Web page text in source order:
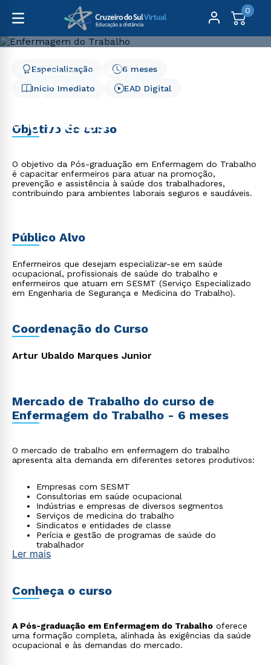
0
Pós-Graduação
Saúde
Enfermagem do Trabalho - 6 meses
- 6 meses
Início Imediato
6 meses
Especialização
EAD Digital
Objetivo do curso
O objetivo da Pós-graduação em Enfermagem do Trabalho
é capacitar enfermeiros para atuar na promoção,
prevenção e assistência à saúde dos trabalhadores,
contribuindo para ambientes laborais seguros e saudáveis.
Público Alvo
Enfermeiros que desejam especializar-se em saúde
ocupacional, profissionais de saúde do trabalho e
enfermeiros que atuam em SESMT (Serviço Especializado
em Engenharia de Segurança e Medicina do Trabalho).
Coordenação do Curso
Artur Ubaldo Marques Junior
Mercado de Trabalho do curso de
Enfermagem do Trabalho - 6 meses
O mercado de trabalho em enfermagem do trabalho
apresenta alta demanda em diferentes setores produtivos:
Empresas com SESMT
Consultorias em saúde ocupacional
Indústrias e empresas de diversos segmentos
Serviços de medicina do trabalho
Sindicatos e entidades de classe
Perícia e gestão de programas de saúde do
trabalhador
Ler mais
Conheça o curso
A Pós-graduação em Enfermagem do Trabalho oferece
uma formação completa, alinhada às exigências da saúde
ocupacional e às demandas do mercado.